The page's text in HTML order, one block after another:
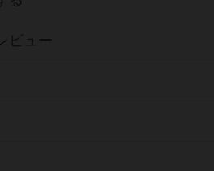
ビュー